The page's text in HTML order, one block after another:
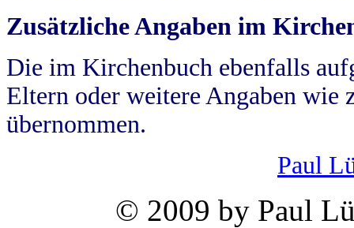
Zusätzliche Angaben im
Die im Kirchenbuch ebenfalls
Eltern oder weitere Angaben wie
übernommen.
Paul
© 2009 by Paul